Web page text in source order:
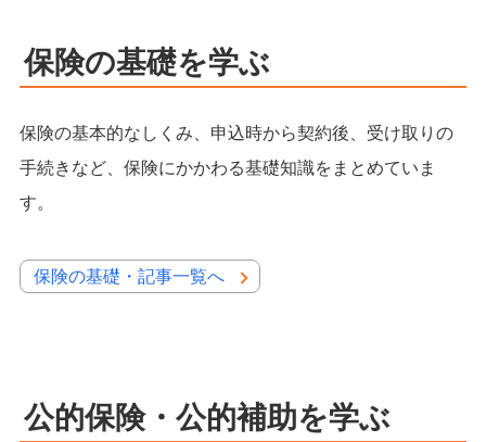
保険の基礎を学ぶ
保険の基本的なしくみ、申込時から契約後、受け取りの
手続きなど、保険にかかわる基礎知識をまとめていま
す。
保険の基礎・記事一覧へ
公的保険・公的補助を学ぶ